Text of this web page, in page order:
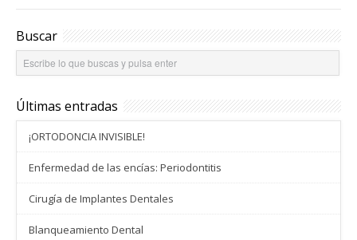
o r p
p
Buscar
Últimas entradas
¡ORTODONCIA INVISIBLE!
Enfermedad de las encías: Periodontitis
Cirugía de Implantes Dentales
Blanqueamiento Dental